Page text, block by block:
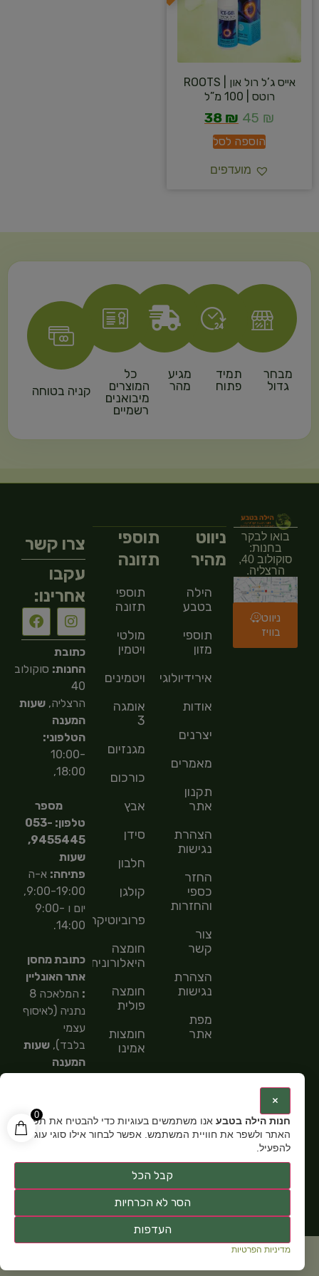
0
אייס ג’ל רול און | ROOTS
רוטס | 100 מ”ל
45 ₪
38 ₪
הוספה לסל
מועדפים
מבחר
גדול
תמיד
פתוח
מגיע
מהר
כל
המוצרים
מיבואנים
רשמיים
קניה בטוחה
בואו לבקר
בחנות:
סוקולוב 40,
הרצליה.
ניווט
בוויז
ניווט
מהיר
הילה
בטבע
תוספי
מזון
אירידיולוגיה
אודות
יצרנים
מאמרים
תקנון
אתר
הצהרת
נגישות
החזר
כספי
והחזרות
צור
קשר
הצהרת
נגישות
מפת
אתר
תוספי
תזונה
תוספי
תזונה
מולטי
ויטמין
ויטמינים
אומגה
3
מגנזיום
כורכום
אבץ
סידן
חלבון
קולגן
פרוביוטיקה
חומצה
היאלורונית
חומצה
פולית
חומצות
אמינו
חומצות
צרו קשר
עקבו
אחרינו:
כתובת
החנות: סוקולוב
40
הרצליה,שעות
המענה
הטלפוני:
10:00-
18:00,
מספר
טלפון: 053-
9455445,
שעות
פתיחה: א-ה
9:00-19:00,
יום ו 9:00-
14:00.
כתובת מחסן
אתר האונליין
:
המלאכה 8
נתניה (לאיסוף
עצמי
בלבד),שעות
המענה
מספר
טלפון: 054-
פתיחה:א-ה
×
חנות הילה בטבע אנו משתמשים בעוגיות כדי להבטיח את תפקוד
האתר ולשפר את חוויית המשתמש. אפשר לבחור אילו סוגי עוגיות
להפעיל.
קבל הכל
הסר לא הכרחיות
העדפות
מדיניות הפרטיות